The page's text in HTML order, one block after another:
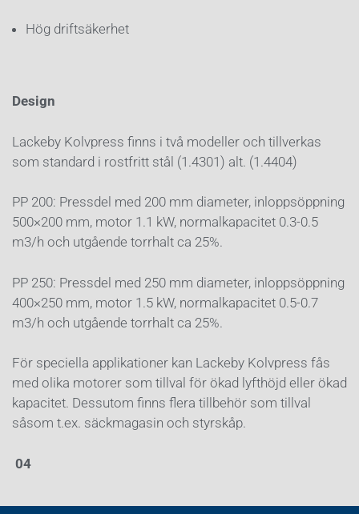
Hög driftsäkerhet
Design
Lackeby Kolvpress finns i två modeller och tillverkas
som standard i rostfritt stål (1.4301) alt. (1.4404)
PP 200: Pressdel med 200 mm diameter, inloppsöppning
500×200 mm, motor 1.1 kW, normalkapacitet 0.3-0.5
m3/h och utgående torrhalt ca 25%.
PP 250: Pressdel med 250 mm diameter, inloppsöppning
400×250 mm, motor 1.5 kW, normalkapacitet 0.5-0.7
m3/h och utgående torrhalt ca 25%.
För speciella applikationer kan Lackeby Kolvpress fås
med olika motorer som tillval för ökad lyfthöjd eller ökad
kapacitet. Dessutom finns flera tillbehör som tillval
såsom t.ex. säckmagasin och styrskåp.
04